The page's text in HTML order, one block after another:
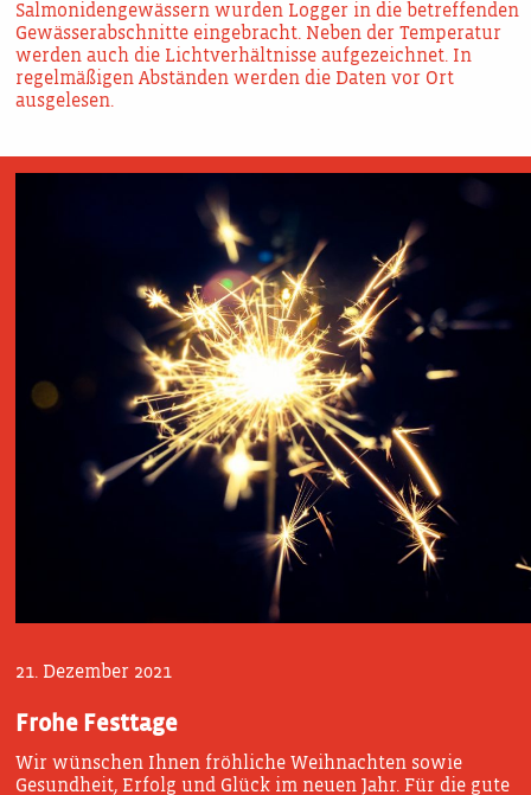
Salmonidengewässern wurden Logger in die betreffenden
Gewässerabschnitte eingebracht. Neben der Temperatur
werden auch die Lichtverhältnisse aufgezeichnet. In
regelmäßigen Abständen werden die Daten vor Ort
ausgelesen.
21. Dezember 2021
Frohe Festtage
Wir wünschen Ihnen fröhliche Weihnachten sowie
Gesundheit, Erfolg und Glück im neuen Jahr. Für die gute